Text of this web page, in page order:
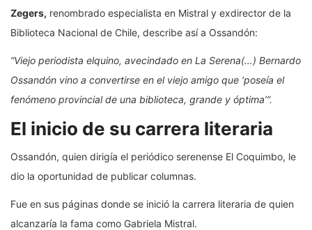
Zegers, renombrado especialista en Mistral y exdirector de la
Biblioteca Nacional de Chile, describe así a Ossandón:
“Viejo periodista elquino, avecindado en La Serena(…) Bernardo
Ossandón vino a convertirse en el viejo amigo que ‘poseía el
fenómeno provincial de una biblioteca, grande y óptima’”.
El inicio de su carrera literaria
Ossandón, quien dirigía el periódico serenense El Coquimbo, le
dio la oportunidad de publicar columnas.
Fue en sus páginas donde se inició la carrera literaria de quien
alcanzaría la fama como Gabriela Mistral.